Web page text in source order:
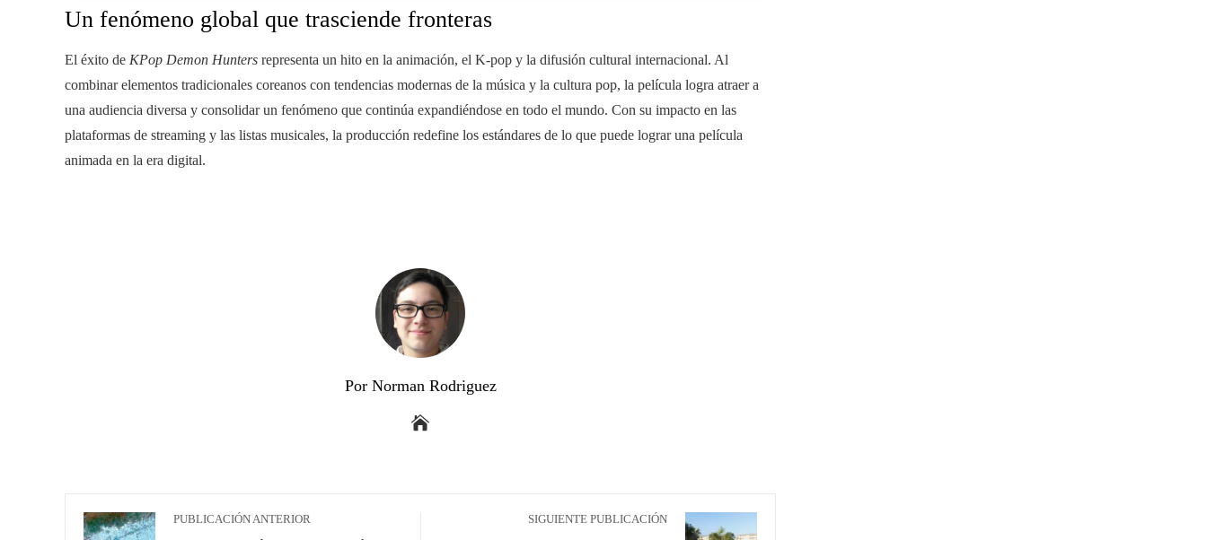
Un fenómeno global que trasciende fronteras
El éxito de KPop Demon Hunters representa un hito en la animación, el K-pop y la difusión cultural internacional. Al
combinar elementos tradicionales coreanos con tendencias modernas de la música y la cultura pop, la película logra atraer a
una audiencia diversa y consolidar un fenómeno que continúa expandiéndose en todo el mundo. Con su impacto en las
plataformas de streaming y las listas musicales, la producción redefine los estándares de lo que puede lograr una película
animada en la era digital.
Por Norman Rodriguez
PUBLICACIÓN ANTERIOR SIGUIENTE PUBLICACIÓN